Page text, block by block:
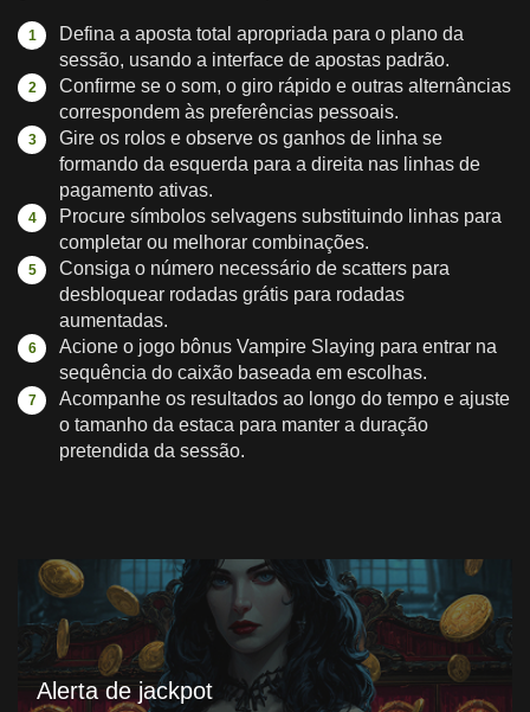
Defina a aposta total apropriada para o plano da
sessão, usando a interface de apostas padrão.
Confirme se o som, o giro rápido e outras alternâncias
correspondem às preferências pessoais.
Gire os rolos e observe os ganhos de linha se
formando da esquerda para a direita nas linhas de
pagamento ativas.
Procure símbolos selvagens substituindo linhas para
completar ou melhorar combinações.
Consiga o número necessário de scatters para
desbloquear rodadas grátis para rodadas
aumentadas.
Acione o jogo bônus Vampire Slaying para entrar na
sequência do caixão baseada em escolhas.
Acompanhe os resultados ao longo do tempo e ajuste
o tamanho da estaca para manter a duração
pretendida da sessão.
Alerta de jackpot